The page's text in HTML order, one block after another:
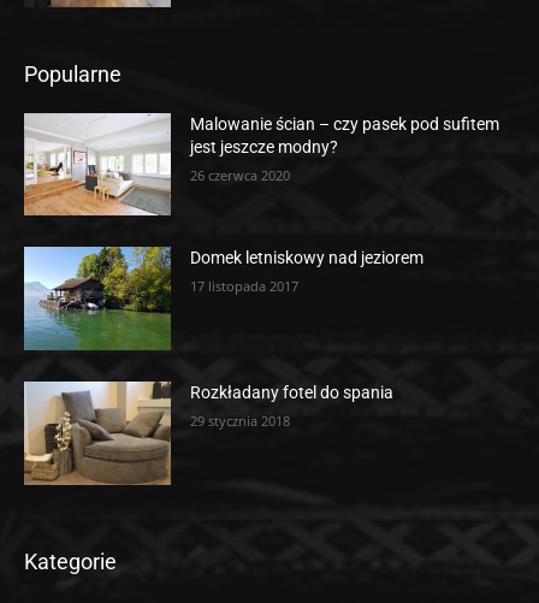
Popularne
Malowanie ścian – czy pasek pod sufitem
jest jeszcze modny?
26 czerwca 2020
Domek letniskowy nad jeziorem
17 listopada 2017
Rozkładany fotel do spania
29 stycznia 2018
Kategorie